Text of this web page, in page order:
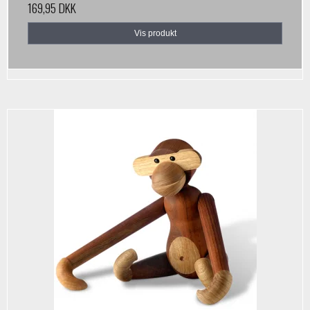
169,95 DKK
Vis produkt